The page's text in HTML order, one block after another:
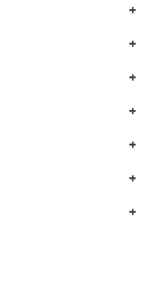
+
+
+
+
+
+
+